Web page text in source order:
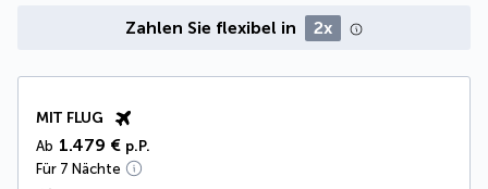
Zahlen Sie flexibel in 2x
MIT FLUG
Ab 1.479 € p.P.
Für 7 Nächte